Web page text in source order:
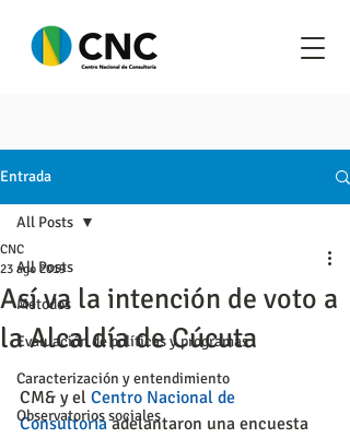
Entrada
All Posts
Metodos
Evaluación de políticas y programas
Caracterización y entendimiento
Observatorios sociales
All Posts
Así va la intención de voto a
la Alcaldía de Cúcuta
CNC
23 ago 2019
CM& y el Centro Nacional de
Consultoría adelantaron una encuesta